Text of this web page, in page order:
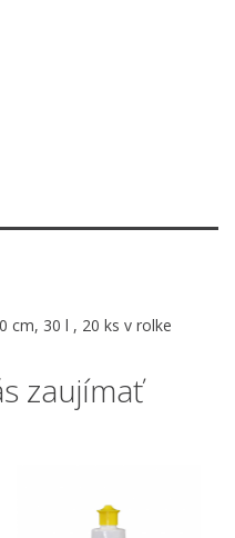
cm, 30 l , 20 ks v rolke
zaujímať